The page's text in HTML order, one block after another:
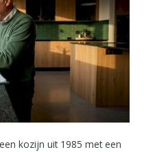
kozijn uit 1985 met een